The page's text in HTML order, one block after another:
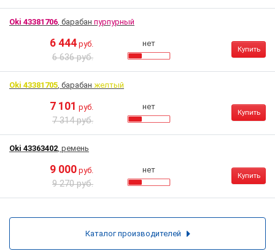
Oki 43381706, барабан пурпурный
6 444 руб.
6 636 руб.
нет
Купить
Oki 43381705, барабан желтый
7 101 руб.
7 314 руб.
нет
Купить
Oki 43363402, ремень
9 000 руб.
9 270 руб.
нет
Купить